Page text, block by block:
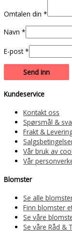
Omtalen din *
Navn *
E-post*
Kundeservice
Kontakt oss
Spørsmål &
Frakt &
Vår bruk av
Vår
Blomster
Se alle
Finn blomster
Se våre
Se våre Råd &